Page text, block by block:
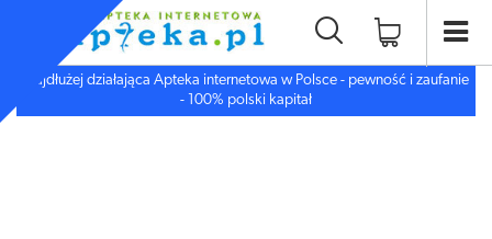
Najdłużej działająca Apteka internetowa w Polsce - pewność i zaufanie
- 100% polski kapitał